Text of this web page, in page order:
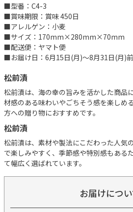
■型番：C4-3
■賞味期限：賞味 450日
■アレルゲン：小麦
■サイズ：170mm×280mm×70mm
■配送便：ヤマト便
■お届け日：6月15日(月)～8月31日(月)
松前漬
松前漬は、海の幸の旨みを活かした商品
材感のある味わいやごちそう感を楽しめ
方への贈り物におすすめです。
松前漬
松前漬は、素材や製法にこだわった人気
で楽しみやすく、季節感や特別感もある
て幅広く選ばれています。
お届けにつ